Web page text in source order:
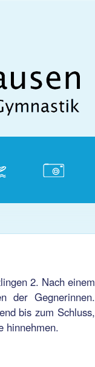
Photogalerie
2. Nach einem
der Gegnerinnen.
bis zum Schluss,
hinnehmen.